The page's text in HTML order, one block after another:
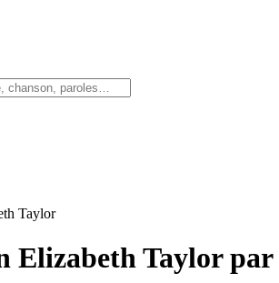
Taylor
Elizabeth Taylor par